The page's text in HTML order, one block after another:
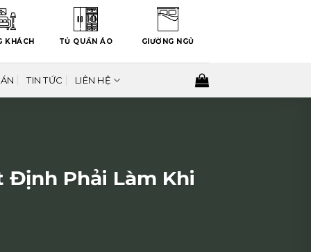
KHÁCH TỦ QUẦN ÁO GIƯỜNG NGỦ
TIN TỨC LIÊN HỆ
Định Phải Làm Khi